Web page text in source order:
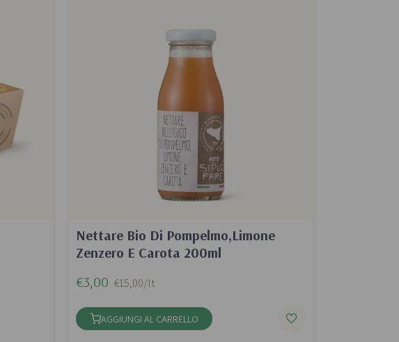
Nettare Bio Di Pompelmo,Limone
Zenzero E Carota 200ml
€3,00 €15,00/lt
AGGIUNGI AL CARRELLO